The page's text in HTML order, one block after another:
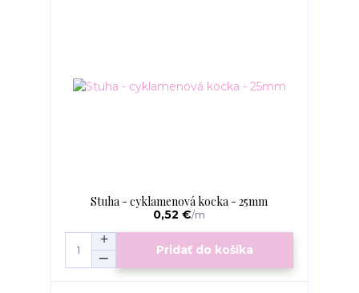
Stuha - cyklamenová kocka - 25mm
0,52 €/m
Pridať do košíka